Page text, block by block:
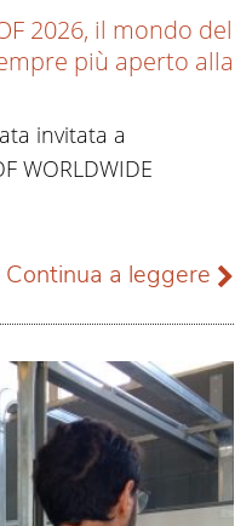
2026, il mondo del
più aperto alla
invitata a
WORLDWIDE
Continua a leggere